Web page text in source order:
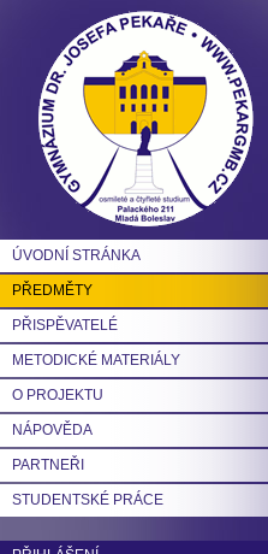
ÚVODNÍ STRÁNKA
PŘEDMĚTY
PŘISPĚVATELÉ
METODICKÉ MATERIÁLY
O PROJEKTU
NÁPOVĚDA
PARTNEŘI
STUDENTSKÉ PRÁCE